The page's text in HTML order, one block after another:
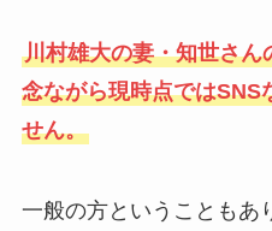
川村雄大の妻・知世さん
念ながら現時点ではSNS
せん。
一般の方ということもあ